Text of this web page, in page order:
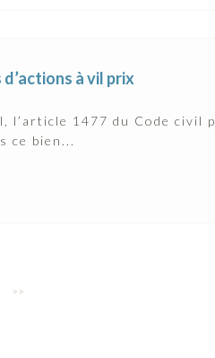
à vil prix
1477 du Code civil
ce bien...
>>